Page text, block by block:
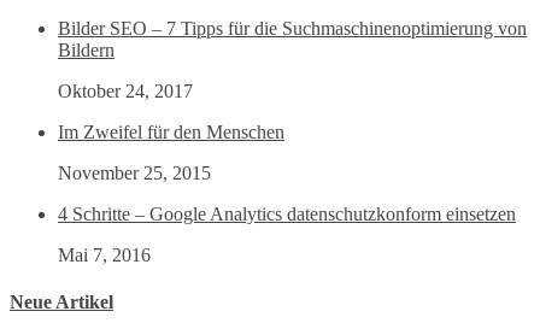
Bilder SEO – 7 Tipps für die Suchmaschinenoptimierung von
Bildern
Oktober 24, 2017
Im Zweifel für den Menschen
November 25, 2015
4 Schritte – Google Analytics datenschutzkonform einsetzen
Mai 7, 2016
Neue Artikel